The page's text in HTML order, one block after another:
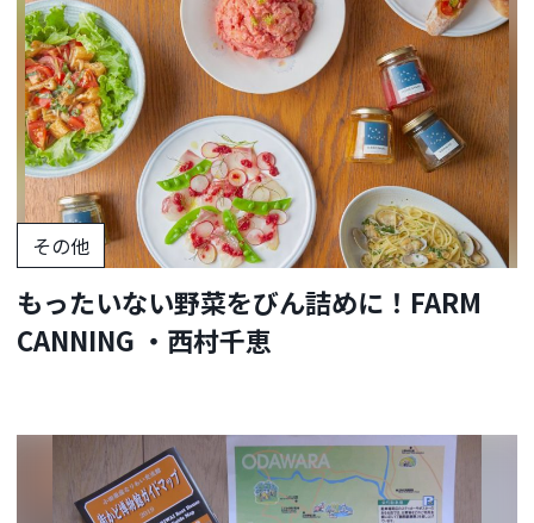
その他
もったいない野菜をびん詰めに！FARM
CANNING ・西村千恵